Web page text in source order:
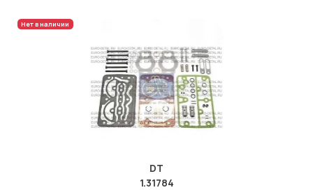
Нет в наличии
DT
1.31784